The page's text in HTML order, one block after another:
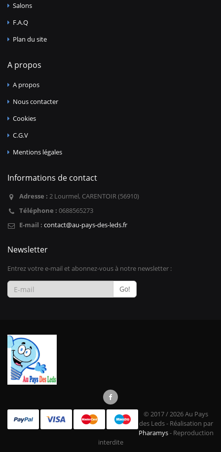
Salons
F.A.Q
Plan du site
A propos
A propos
Nous contacter
Cookies
C.G.V
Mentions légales
Informations de contact
Adresse : 2 Lourmel, CARENTOIR (56910)
Téléphone : 0688565273
E-mail : contact@au-pays-des-leds.fr
Newsletter
Entrez votre e-mail et abonnez-vous à notre newsletter :
Go!
© 2017 / 2026 Au Pays
des Leds - Réalisation par
Pharamys- Reproduction
interdite